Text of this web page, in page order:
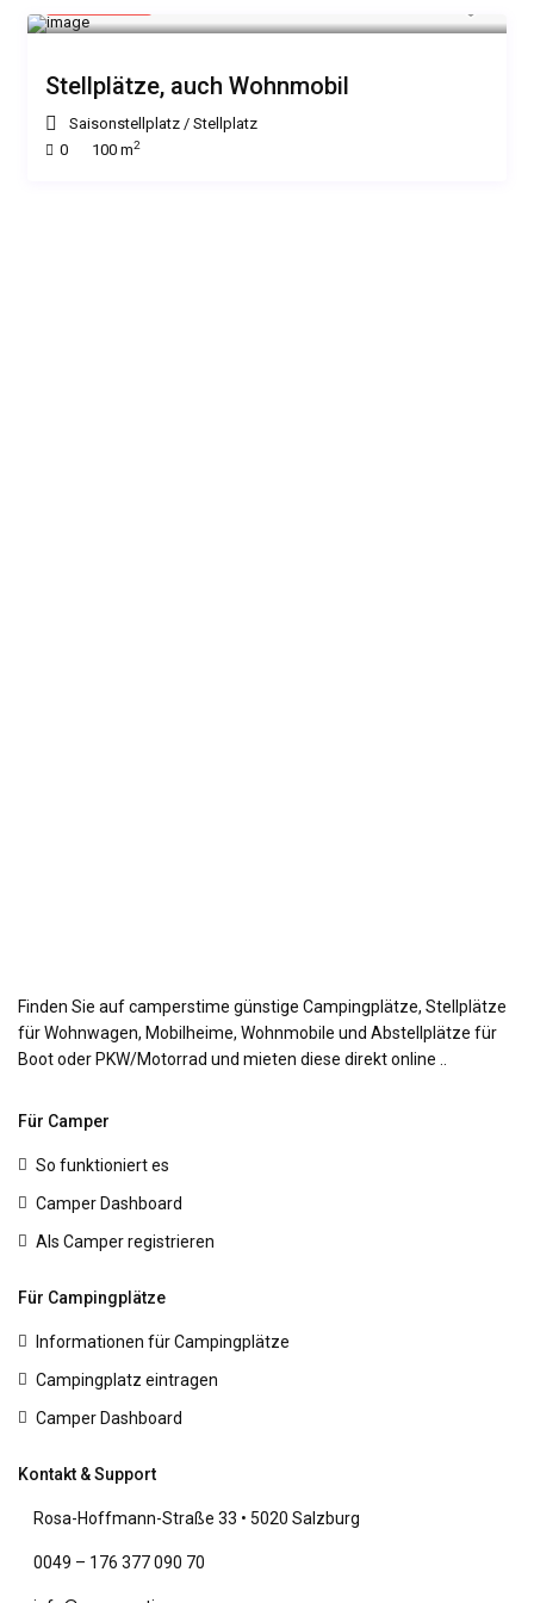
Stellplätze, auch Wohnmobil
Saisonstellplatz /Stellplatz
0
100 m2
Finden Sie auf camperstime günstige Campingplätze, Stellplätze
für Wohnwagen, Mobilheime, Wohnmobile und Abstellplätze für
Boot oder PKW/Motorrad und mieten diese direkt online ..
Für Camper
So funktioniert es
Camper Dashboard
Als Camper registrieren
Für Campingplätze
Informationen für Campingplätze
Campingplatz eintragen
Camper Dashboard
Kontakt & Support
Rosa-Hoffmann-Straße 33 • 5020 Salzburg
0049 – 176 377 090 70